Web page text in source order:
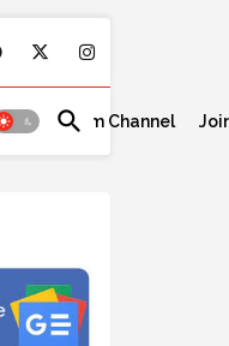
Telegram Channel